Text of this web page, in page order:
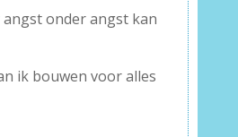
onder angst kan
ik bouwen voor alles